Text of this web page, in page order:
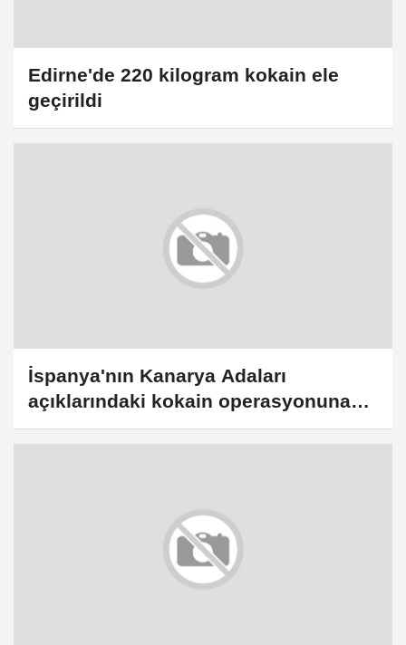
Edirne'de 220 kilogram kokain ele
geçirildi
İspanya'nın Kanarya Adaları
açıklarındaki kokain operasyonuna
ilişkin İstanbul'daki soruşturmada 7